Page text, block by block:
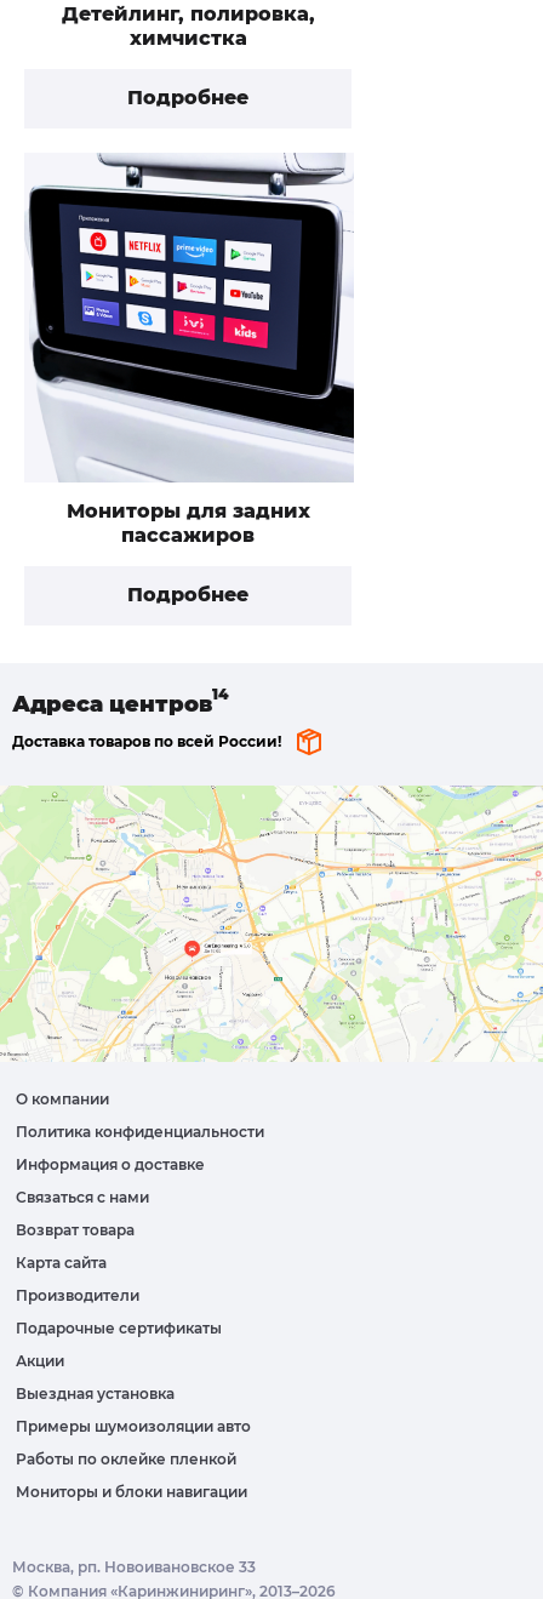
Детейлинг, полировка,
химчистка
Подробнее
Мониторы для задних
пассажиров
Подробнее
Адреса центров
Доставка товаров по всей России!
О компании
Политика конфиденциальности
Информация о доставке
Связаться с нами
Возврат товара
Карта сайта
Производители
Подарочные сертификаты
Акции
Выездная установка
Примеры шумоизоляции авто
Работы по оклейке пленкой
Мониторы и блоки навигации
© Компания «Каринжиниринг», 2013–2026
Москва, рп. Новоивановское 33